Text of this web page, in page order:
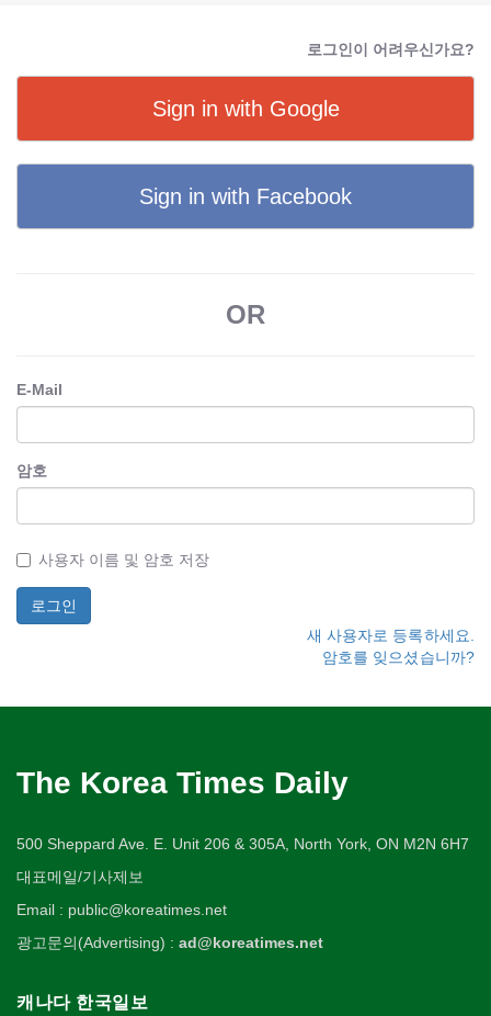
로그인이 어려우신가요?
Sign in with Google
Sign in with Facebook
OR
E-Mail
암호
사용자 이름 및 암호 저장
새 사용자로 등록하세요.
암호를 잊으셨습니까?
The Korea Times Daily
500 Sheppard Ave. E. Unit 206 & 305A, North York, ON M2N 6H7
대표메일/기사제보
Email : public@koreatimes.net
광고문의(Advertising) : ad@koreatimes.net
캐나다 한국일보